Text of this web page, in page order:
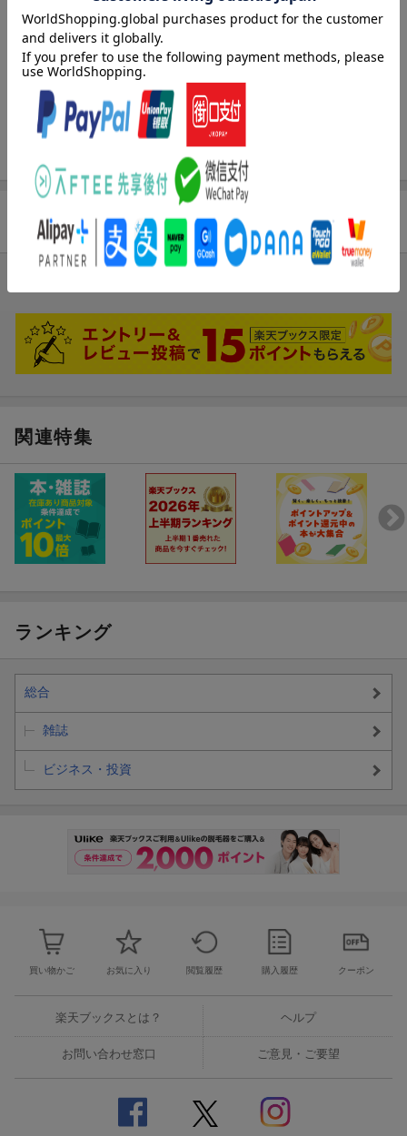
条件達成で楽天限定・宝塚歌劇 宙組貸切公演ペアチケット
が当たる
サイズ AB
楽天ブックス雑誌
コード
20771
JAN 4910207730647
バックナンバー この雑誌の他の号を見る
商品レビュー
関連特集
ランキング
総合
雑誌
ビジネス・投資
買い物かご お気に入り 閲覧履歴 購入履歴 クーポン
楽天ブックスとは？ ヘルプ
お問い合わせ窓口 ご意見・ご要望